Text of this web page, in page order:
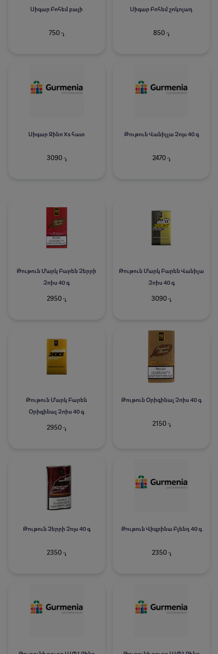
Սիգար Բոհեմ բալի
750 ֏
Սիգար Բոհեմ շոկոլադ
850 ֏
Սիգար Զինո Xs հատ
3090 ֏
Թութուն Վանիլլա Չոյս 40 գ
2470 ֏
Թութուն Մարկ Բարեն Չերրի
Չոիս 40 գ
2950 ֏
Թութուն Մարկ Բարեն Վանիլա
Չոիս 40 գ
3090 ֏
Թութուն Մարկ Բարեն
Օրիգինալ Չոիս 40 գ
2950 ֏
Թութուն Օրիգինալ Չոիս 40 գ
2150 ֏
Թութուն Չերրի Չոյս 40 գ
2350 ֏
Թութուն Վիգրինա Բլենդ 40 գ
2350 ֏